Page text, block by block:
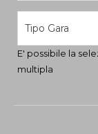
Tipo Gara
E' possibile la
multipla